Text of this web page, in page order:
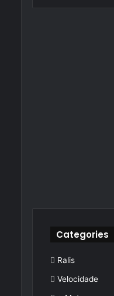
Categories
Ralis
Velocidade